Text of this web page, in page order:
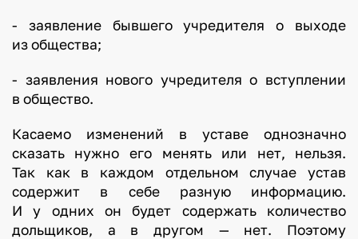
- заявление бывшего учредителя о выходе
из общества;
- заявления нового учредителя о вступлении
в общество.
Касаемо изменений в уставе однозначно
сказать нужно его менять или нет, нельзя.
Так как в каждом отдельном случае устав
содержит в себе разную информацию.
И у одних он будет содержать количество
дольщиков, а в другом — нет. Поэтому